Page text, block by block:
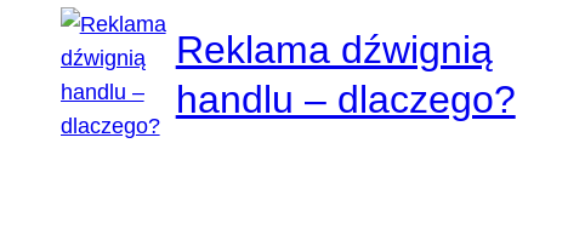
Reklama dźwignią
handlu – dlaczego?